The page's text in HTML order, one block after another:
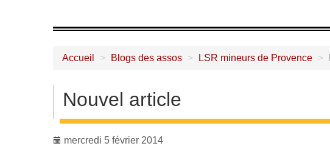
Accueil > Blogs des assos > LSR mineurs de Provence >
Nouvel article
mercredi 5 février 2014